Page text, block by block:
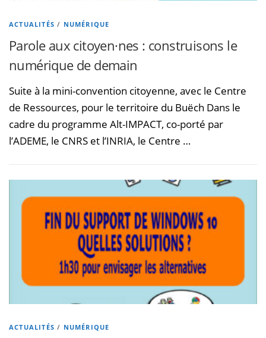
ACTUALITÉS / NUMÉRIQUE
Parole aux citoyen·nes : construisons le
numérique de demain
Suite à la mini-convention citoyenne, avec le Centre
de Ressources, pour le territoire du Buëch Dans le
cadre du programme Alt-IMPACT, co-porté par
l’ADEME, le CNRS et l’INRIA, le Centre …
ACTUALITÉS / NUMÉRIQUE